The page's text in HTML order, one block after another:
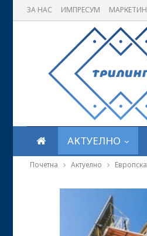
ЗА НАС ИМПРЕСУМ
АКТУЕЛНО
Почетна Актуелно